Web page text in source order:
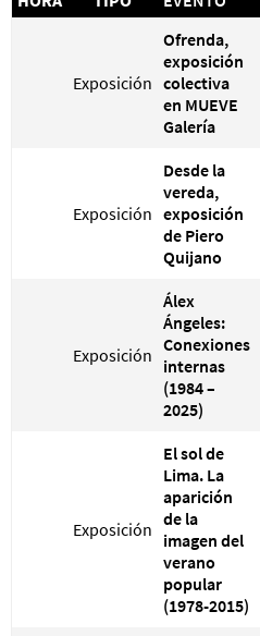
Exposición
Ofrenda,
exposición
colectiva
en MUEVE
Galería
Exposición
Desde la
vereda,
exposición
de Piero
Quijano
Exposición
Álex
Ángeles:
Conexiones
internas
(1984 –
2025)
Exposición
El sol de
Lima. La
aparición
de la
imagen del
verano
popular
(1978-2015)